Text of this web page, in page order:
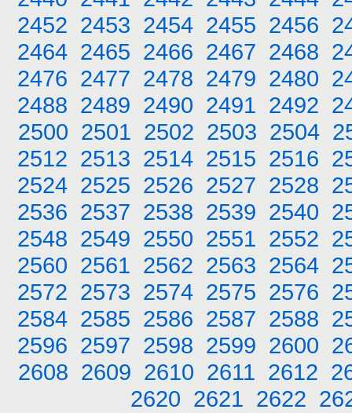
2452 2453 2454 2455 2456
2464 2465 2466 2467 2468
2476 2477 2478 2479 2480
2488 2489 2490 2491 2492
2500 2501 2502 2503 2504
2512 2513 2514 2515 2516
2524 2525 2526 2527 2528
2536 2537 2538 2539 2540
2548 2549 2550 2551 2552
2560 2561 2562 2563 2564
2572 2573 2574 2575 2576
2584 2585 2586 2587 2588
2596 2597 2598 2599 2600
2608 2609 2610 2611 2612
2620 2621 2622